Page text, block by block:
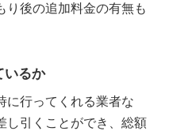
り後の追加料金の有無も
いるか
に行ってくれる業者な
し引くことができ、総額